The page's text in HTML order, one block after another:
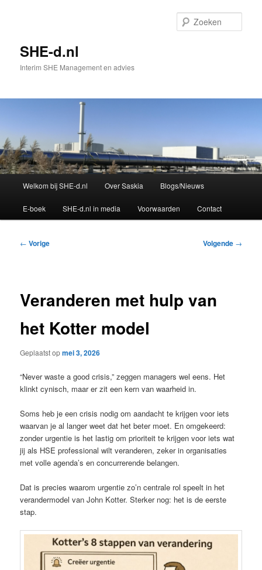
inhoudSHE-d.nl
Interim SHE Management en advies
Welkom bij SHE-d.nl Over Saskia Blogs/Nieuws
E-boek SHE-d.nl in media Voorwaarden Contact
Bericht
← Vorige Volgende →
Veranderen met hulp van
het Kotter model
Geplaatst opmei 3, 2026
“Never waste a good crisis,” zeggen managers wel eens. Het
klinkt cynisch, maar er zit een kern van waarheid in.
Soms heb je een crisis nodig om aandacht te krijgen voor iets
waarvan je al langer weet dat het beter moet. En omgekeerd:
zonder urgentie is het lastig om prioriteit te krijgen voor iets wat
jij als HSE professional wilt veranderen, zeker in organisaties
met volle agenda’s en concurrerende belangen.
Dat is precies waarom urgentie zo’n centrale rol speelt in het
verandermodel van John Kotter. Sterker nog: het is de eerste
stap.